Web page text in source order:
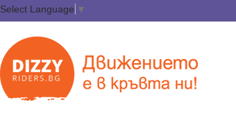
Select Language ▼